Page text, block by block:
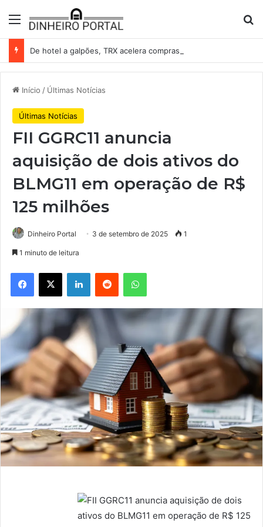
Menu
Início / Últimas Notícias
Últimas Notícias
FII GGRC11 anuncia
aquisição de dois ativos do
BLMG11 em operação de R$
125 milhões
Dinheiro Portal 3 de setembro de 2025 1
1 minuto de leitura
Facebook
X LinkedinReddit WhatsApp